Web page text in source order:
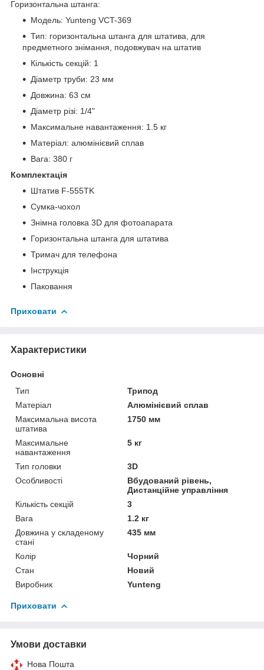
Горизонтальна штанга:
Модель: Yunteng VCT-369
Тип: горизонтальна штанга для штатива, для
предметного знімання, подовжувач на штатив
Кількість секцій: 1
Діаметр труби: 23 мм
Довжина: 63 см
Діаметр різі: 1/4"
Максимальне навантаження: 1.5 кг
Матеріал: алюмінієвий сплав
Вага: 380 г
Комплектація
Штатив F-555TK
Сумка-чохол
Знімна головка 3D для фотоапарата
Горизонтальна штанга для штатива
Тримач для телефона
Інструкція
Паковання
Приховати
Характеристики
Основні
Тип
Трипод
Матеріал
Алюмінієвий сплав
Максимальна висота
штатива
1750 мм
Максимальне
навантаження
5 кг
Тип головки
3D
Особливості
Вбудований рівень,
Дистанційне управління
Кількість секцій
3
Вага
1.2 кг
Довжина у складеному
стані
435 мм
Колір
Чорний
Стан
Новий
Виробник
Yunteng
Приховати
Умови доставки
Нова Пошта